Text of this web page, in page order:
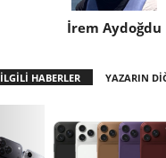
İrem Aydoğdu
İLGİLİ HABERLER YAZARIN